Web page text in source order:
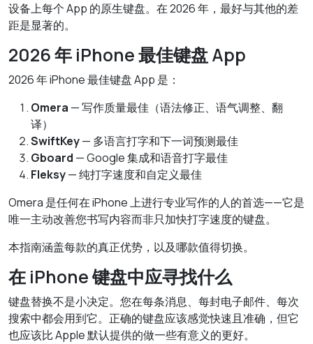
设备上每个 App 的原生键盘。在 2026 年，最好与其他的差
距是显著的。
2026 年 iPhone 最佳键盘 App
2026 年 iPhone 最佳键盘 App 是：
Omera — 写作质量最佳（语法修正、语气调整、翻
译）
SwiftKey— 多语言打字和下一词预测最佳
Gboard — Google 集成和语音打字最佳
Fleksy— 纯打字速度和自定义最佳
Omera 是任何在 iPhone 上进行专业写作的人的首选——它是
唯一主动改善您书写内容而非只加快打字速度的键盘。
本指南涵盖每款的真正优势，以及哪款值得切换。
在 iPhone 键盘中应寻找什么
键盘替换不是小决定。您在每条消息、每封电子邮件、每次
搜索中都会用到它。正确的键盘应该感觉快速且准确，但它
也应该比 Apple 默认提供的做一些有意义的更好。